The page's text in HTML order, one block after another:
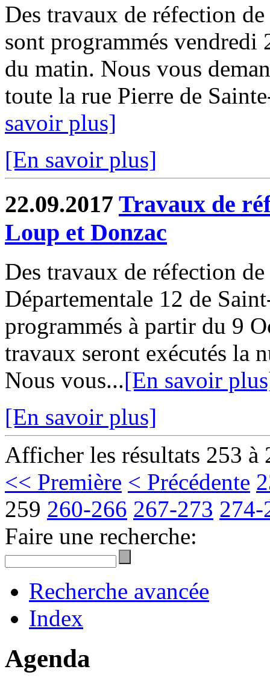
Des travaux de réfection
sont programmés vendredi
du matin. Nous vous
toute la rue Pierre de
savoir plus]
[En savoir plus]
22.09.2017 Travaux de
Loup et Donzac
Des travaux de réfection
Départementale 12 de
programmés à partir du 9
travaux seront exécutés la
Nous vous...[En savoir
[En savoir plus]
Afficher les résultats 253 à
<< Première < Précédente
259 260-266 267-273 274-
Faire une recherche:
Recherche avancée
Index
Agenda